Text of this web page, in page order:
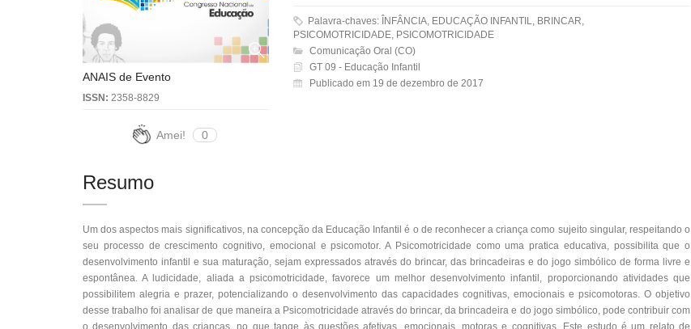
ANAIS de Evento
ISSN: 2358-8829
Amei! 0
Palavra-chaves: ÎNFÂNCIA, EDUCAÇÃO INFANTIL, BRINCAR,
PSICOMOTRICIDADE, PSICOMOTRICIDADE
Comunicação Oral (CO)
GT 09 - Educação Infantil
Publicado em 19 de dezembro de 2017
Resumo
Um dos aspectos mais significativos, na concepção da Educação Infantil é o de reconhecer a criança como sujeito singular, respeitando o
seu processo de crescimento cognitivo, emocional e psicomotor. A Psicomotricidade como uma pratica educativa, possibilita que o
desenvolvimento infantil e sua maturação, sejam expressados através do brincar, das brincadeiras e do jogo simbólico de forma livre e
espontânea. A ludicidade, aliada a psicomotricidade, favorece um melhor desenvolvimento infantil, proporcionando atividades que
possibilitem alegria e prazer, potencializando o desenvolvimento das capacidades cognitivas, emocionais e psicomotoras. O objetivo
desse trabalho foi analisar de que maneira a Psicomotricidade através do brincar, da brincadeira e do jogo simbólico, pode contribuir com
o desenvolvimento das crianças, no que tange às questões afetivas, emocionais, motoras e cognitivas. Este estudo é um relato de